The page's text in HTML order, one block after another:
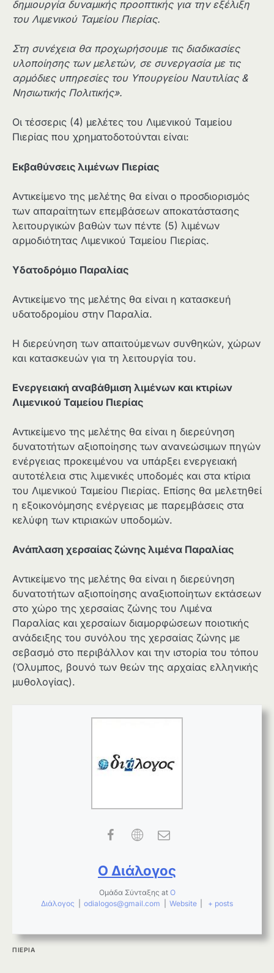
δημιουργία δυναμικής προοπτικής για την εξέλιξη
του Λιμενικού Ταμείου Πιερίας.
Στη συνέχεια θα προχωρήσουμε τις διαδικασίες
υλοποίησης των μελετών, σε συνεργασία με τις
αρμόδιες υπηρεσίες του Υπουργείου Ναυτιλίας &
Νησιωτικής Πολιτικής».
Οι τέσσερις (4) μελέτες του Λιμενικού Ταμείου
Πιερίας που χρηματοδοτούνται είναι:
Εκβαθύνσεις λιμένων Πιερίας
Αντικείμενο της μελέτης θα είναι ο προσδιορισμός
των απαραίτητων επεμβάσεων αποκατάστασης
λειτουργικών βαθών των πέντε (5) λιμένων
αρμοδιότητας Λιμενικού Ταμείου Πιερίας.
Υδατοδρόμιο Παραλίας
Αντικείμενο της μελέτης θα είναι η κατασκευή
υδατοδρομίου στην Παραλία.
Η διερεύνηση των απαιτούμενων συνθηκών, χώρων
και κατασκευών για τη λειτουργία του.
Ενεργειακή αναβάθμιση λιμένων και κτιρίων
Λιμενικού Ταμείου Πιερίας
Αντικείμενο της μελέτης θα είναι η διερεύνηση
δυνατοτήτων αξιοποίησης των ανανεώσιμων πηγών
ενέργειας προκειμένου να υπάρξει ενεργειακή
αυτοτέλεια στις λιμενικές υποδομές και στα κτίρια
του Λιμενικού Ταμείου Πιερίας. Επίσης θα μελετηθεί
η εξοικονόμησης ενέργειας με παρεμβάσεις στα
κελύφη των κτιριακών υποδομών.
Ανάπλαση χερσαίας ζώνης λιμένα Παραλίας
Αντικείμενο της μελέτης θα είναι η διερεύνηση
δυνατοτήτων αξιοποίησης αναξιοποίητων εκτάσεων
στο χώρο της χερσαίας ζώνης του Λιμένα
Παραλίας και χερσαίων διαμορφώσεων ποιοτικής
ανάδειξης του συνόλου της χερσαίας ζώνης με
σεβασμό στο περιβάλλον και την ιστορία του τόπου
(Όλυμπος, βουνό των θεών της αρχαίας ελληνικής
μυθολογίας).
Ο Διάλογος
Ομάδα Σύνταξης at Ο
Διάλογος
odialogos@gmail.com Website + posts
ΠΙΕΡΙΑ